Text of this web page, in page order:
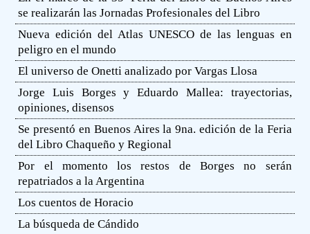
se realizarán las Jornadas Profesionales del Libro
Nueva edición del Atlas UNESCO de las lenguas en
peligro en el mundo
El universo de Onetti analizado por Vargas Llosa
Jorge Luis Borges y Eduardo Mallea: trayectorias,
opiniones, disensos
Se presentó en Buenos Aires la 9na. edición de la Feria
del Libro Chaqueño y Regional
Por el momento los restos de Borges no serán
repatriados a la Argentina
Los cuentos de Horacio
La búsqueda de Cándido